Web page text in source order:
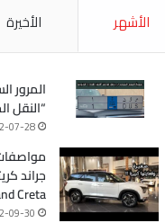
الأشهر الأخيرة
المرور
“النقل
07-28
Creta
09-30